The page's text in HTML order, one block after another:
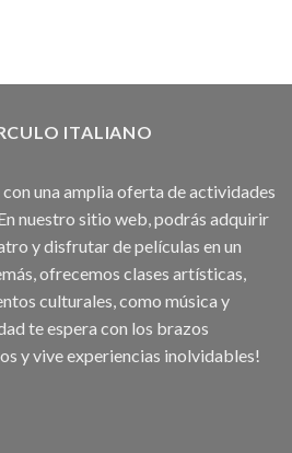
ITALIANO
una amplia oferta de actividades
nuestro sitio web, podrás adquirir
y disfrutar de películas en un
ofrecemos clases artísticas,
culturales, como música y
te espera con los brazos
y vive experiencias inolvidables!